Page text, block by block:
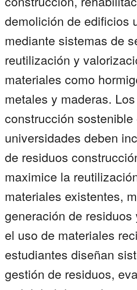
demolición de edificios
mediante sistemas de
reutilización y
materiales como
metales y maderas.
construcción sostenible
universidades deben
de residuos
maximice la
materiales existentes,
generación de residuos
el uso de materiales
estudiantes diseñan
gestión de residuos,